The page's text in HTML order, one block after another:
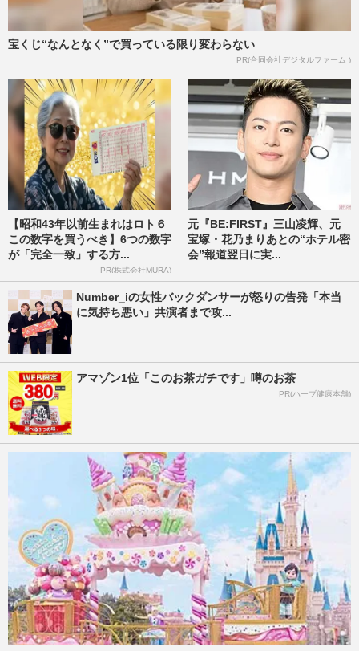
宝くじ“なんとなく”で買っている限り変わらない
PR(合同会社デジタルファーム )
【昭和43年以前生まれはロト６
この数字を買うべき】6つの数字
が「完全一致」する方...
PR(株式会社MURA)
元『BE:FIRST』三山凌輝、元
宝塚・花乃まりあとの“ホテル密
会”報道翌日に実...
Number_iの女性バックダンサーが怒りの告発「本当
に気持ち悪い」共演者まで攻...
アマゾン1位「このお茶ガチです」噂のお茶
PR(ハーブ健康本舗)